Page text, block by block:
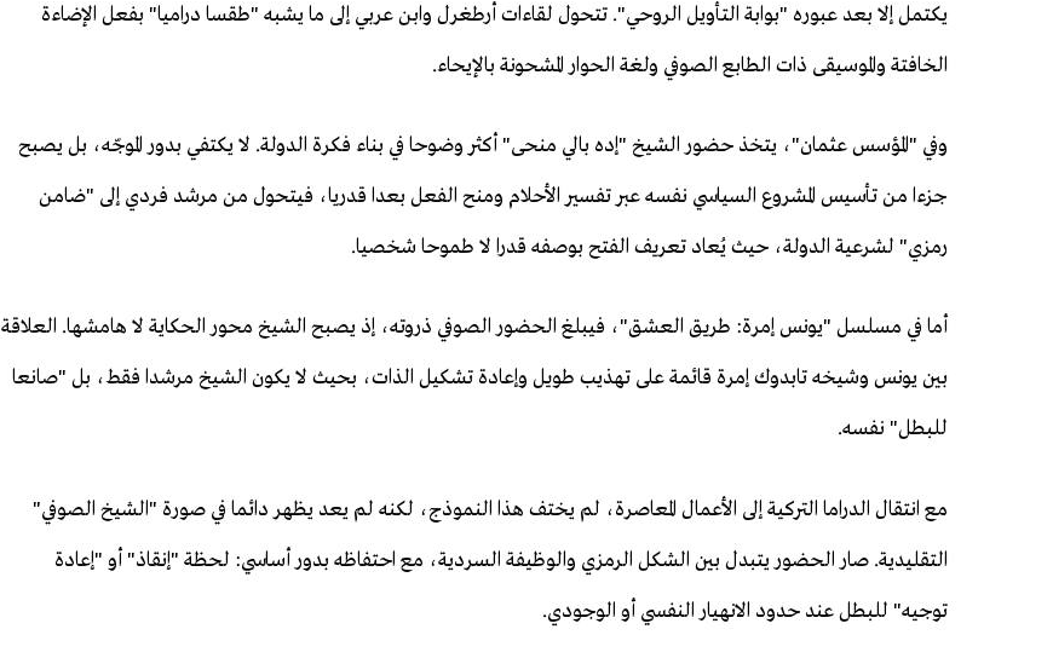
يكتمل إلا بعد عبوره "بوابة التأويل الروحي". تتحول لقاءات أرطغرل وابن عربي إلى ما يشبه "طقسا دراميا" بفعل الإضاءة
الخافتة والموسيقى ذات الطابع الصوفي ولغة الحوار المشحونة بالإيحاء.
وفي "المؤسس عثمان"، يتخذ حضور الشيخ "إده بالي منحى" أكثر وضوحا في بناء فكرة الدولة. لا يكتفي بدور الموجّه، بل يصبح
جزءا من تأسيس المشروع السياسي نفسه عبر تفسير الأحلام ومنح الفعل بعدا قدريا، فيتحول من مرشد فردي إلى "ضامن
رمزي" لشرعية الدولة، حيث يُعاد تعريف الفتح بوصفه قدرا لا طموحا شخصيا.
أما في مسلسل "يونس إمرة: طريق العشق"، فيبلغ الحضور الصوفي ذروته، إذ يصبح الشيخ محور الحكاية لا هامشها. العلاقة
بين يونس وشيخه تابدوك إمرة قائمة على تهذيب طويل وإعادة تشكيل الذات، بحيث لا يكون الشيخ مرشدا فقط، بل "صانعا
للبطل" نفسه.
مع انتقال الدراما التركية إلى الأعمال المعاصرة، لم يختف هذا النموذج، لكنه لم يعد يظهر دائما في صورة "الشيخ الصوفي"
التقليدية. صار الحضور يتبدل بين الشكل الرمزي والوظيفة السردية، مع احتفاظه بدور أساسي: لحظة "إنقاذ" أو "إعادة
توجيه" للبطل عند حدود الانهيار النفسي أو الوجودي.